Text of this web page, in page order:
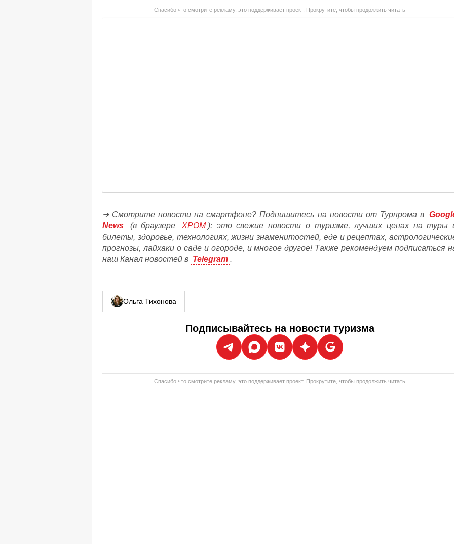
Спасибо что смотрите рекламу, это поддерживает проект. Прокрутите, чтобы продолжить читать
➔ Смотрите новости на смартфоне? Подпишитесь на новости от Турпрома в
News
(в браузере ХРОМ ): это свежие новости о туризме, лучших ценах на туры
билеты, здоровье, технологиях, жизни знаменитостей, еде и рецептах,
прогнозы, лайхаки о саде и огороде, и многое другое! Также рекомендуем подписаться
наш Канал новостей в Telegram .
Ольга Тихонова
Подписывайтесь на новости туризма
Спасибо что смотрите рекламу, это поддерживает проект. Прокрутите, чтобы продолжить читать